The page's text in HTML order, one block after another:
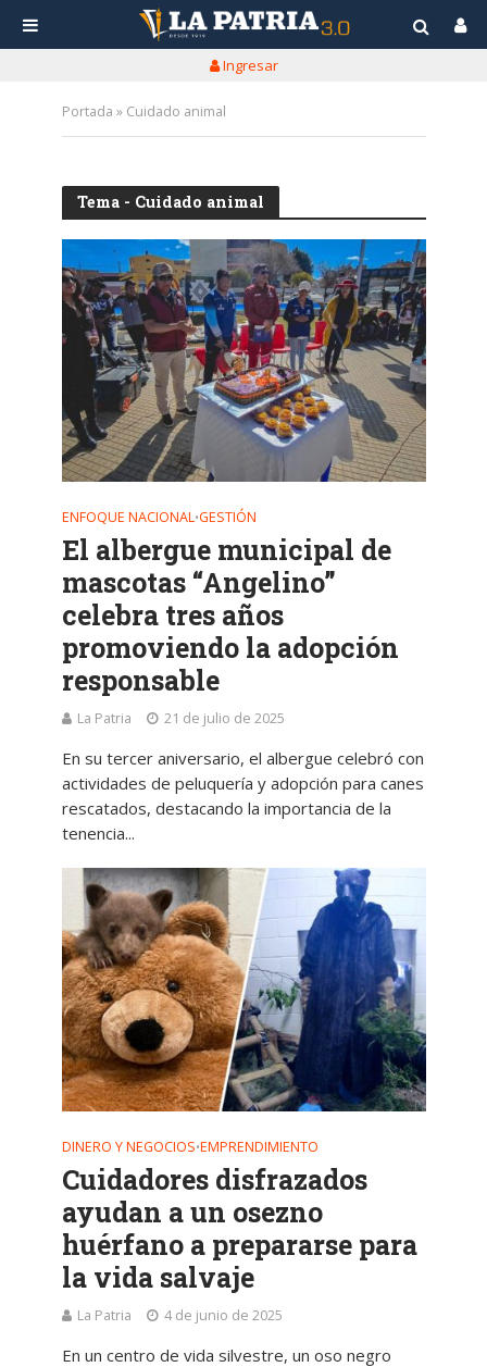
Ingresar
Portada » Cuidado animal
Tema - Cuidado animal
ENFOQUE NACIONAL•GESTIÓN
El albergue municipal de
mascotas “Angelino”
celebra tres años
promoviendo la adopción
responsable
La Patria 21 de julio de 2025
En su tercer aniversario, el albergue celebró con
actividades de peluquería y adopción para canes
rescatados, destacando la importancia de la
tenencia...
DINERO Y NEGOCIOS•EMPRENDIMIENTO
Cuidadores disfrazados
ayudan a un osezno
huérfano a prepararse para
la vida salvaje
La Patria 4 de junio de 2025
En un centro de vida silvestre, un oso negro